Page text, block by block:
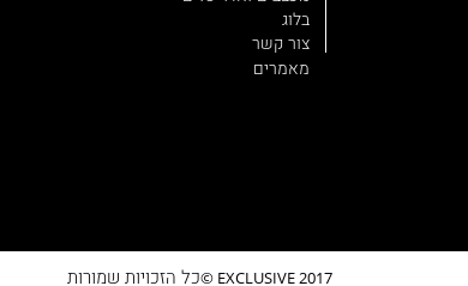
בלוג
צור קשר
מאמרים
EXCLUSIVE 2017 © כל הזכויות שמורות